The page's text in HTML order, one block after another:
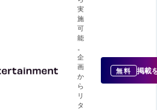
実
施
可
能
。
企
画
か
ら
リ
タ
無料 掲載